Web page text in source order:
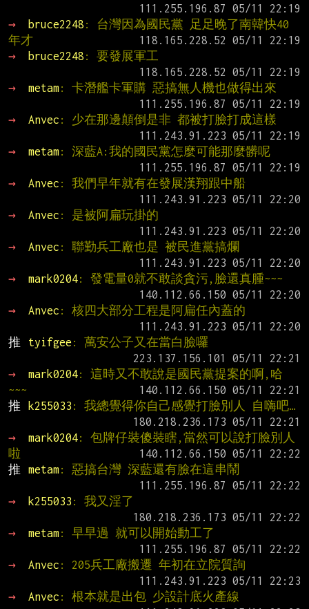
→
bruce2248 : 台灣因為國民黨 足足晚了南韓快40
年才
→
bruce2248 : 要發展軍工
→
metam: 卡潛艦卡軍購 惡搞無人機也做得出來
→
Anvec : 少在那邊顛倒是非 都被打臉打成這樣
→
metam: 深藍A:我的國民黨怎麼可能那麼髒呢
→
Anvec : 我們早年就有在發展漢翔跟中船
→
Anvec : 是被阿扁玩掛的
→
Anvec : 聯勤兵工廠也是 被民進黨搞爛
→
mark0204: 發電量0就不敢談貪污,臉還真腫~~~
→
Anvec : 核四大部分工程是阿扁任內蓋的
推
tyifgee : 萬安公子又在當白臉囉
→
mark0204: 這時又不敢說是國民黨提案的啊,哈
~~~
推
k255033 : 我總覺得你自己感覺打臉別人 自嗨吧…
→
mark0204: 包牌仔裝傻裝瞎,當然可以說打臉別人
啦
推
metam: 惡搞台灣 深藍還有臉在這串鬧
→
k255033 : 我又淫了
→
metam: 早早過 就可以開始動工了
→
Anvec : 205兵工廠搬遷 年初在立院質詢
→
Anvec : 根本就是出包 少設計底火產線